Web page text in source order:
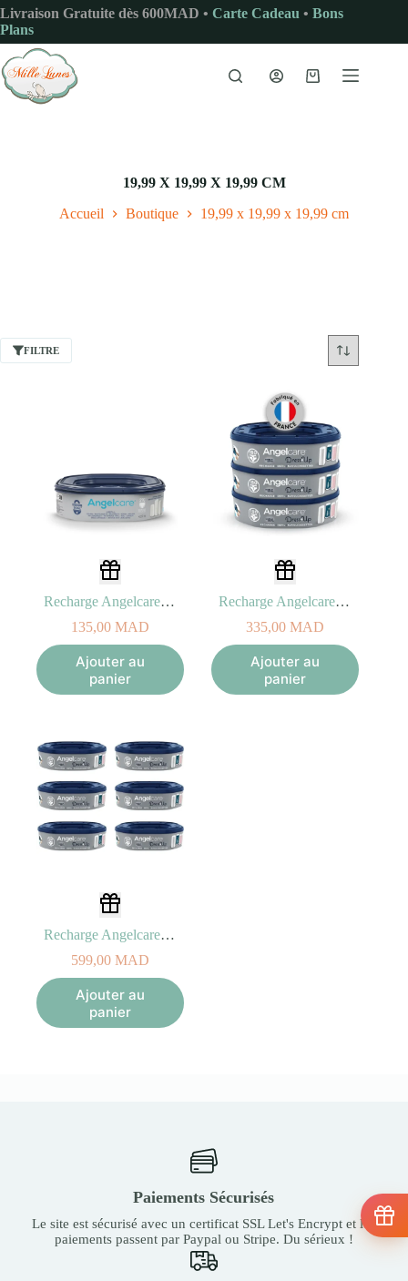
Passer
au
contenu
Livraison Gratuite dès 600MAD • Carte Cadeau • Bons
Plans
Panier
‎19,99 X 19,99 X 19,99 CM
Accueil Boutique ‎19,99 x 19,99 x 19,99 cm
FILTRE
Recharge Angelcare Octogonale (x1)
135,00 MAD
Ajouter au
panier
Recharge Angelcare Octogonale (x3)
335,00 MAD
Ajouter au
panier
Recharge Angelcare Octogonale (x6)
599,00 MAD
Ajouter au
panier
Paiements Sécurisés
Le site est sécurisé avec un certificat SSL Let's Encrypt et les
paiements passent par Paypal ou Stripe. Du sérieux !